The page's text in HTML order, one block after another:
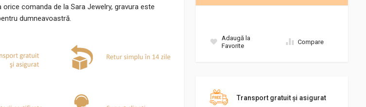
orice comanda de la Sara Jewelry, gravura este
dumneavoastră.
Adaugă la
Favorite
Compare
Transport gratuit şi asigurat